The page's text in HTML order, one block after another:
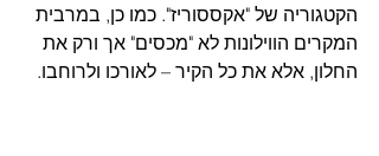
הקטגוריה של "אקססוריז". כמו כן, במרבית
המקרים הווילונות לא "מכסים" אך ורק את
החלון, אלא את כל הקיר – לאורכו ולרוחבו.